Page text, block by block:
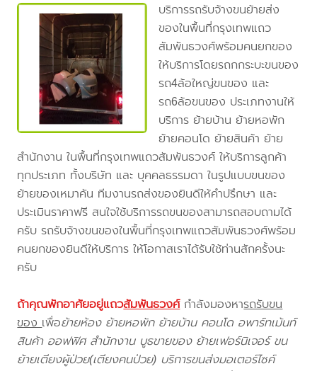
บริการรถรับจ้างขนย้ายส่ง
ของในพื้นที่กรุงเทพแถว
สัมพันธวงศ์พร้อมคนยกของ
ให้บริการโดยรถกกระบะขนของ
รถ4ล้อใหญ่ขนของ และ
รถ6ล้อขนของ ประเภทงานให้
บริการ ย้ายบ้าน ย้ายหอพัก
ย้ายคอนโด ย้ายสินค้า ย้าย
สำนักงาน ในพื้นที่กรุงเทพแถวสัมพันธวงศ์ ให้บริการลูกค้า
ทุกประเภท ทั้งบริษัท และ บุคคลธรรมดา ในรูปแบบขนของ
ย้ายของเหมาคัน ทีมงานรถส่งของยินดีให้คำปรึกษา และ
ประเมินราคาฟรี สนใจใช้บริการรถขนของสามารถสอบถามได้
ครับ รถรับจ้างขนของในพื้นที่กรุงเทพแถวสัมพันธวงศ์พร้อม
คนยกของยินดีให้บริการ ให้โอกาสเราได้รับใช้ท่านสักครั้งนะ
ครับ
ถ้าคุณพักอาศัยอยู่แถวสัมพันธวงศ์กำลังมองหารถรับขน
ของเพื่อย้ายห้อง ย้ายหอพัก ย้ายบ้าน คอนโด อพาร์ทเม้นท์
สินค้า ออฟฟิศ สำนักงาน บูธขายของ ย้ายเฟอร์นิเจอร์ ขน
ย้ายเตียงผู้ป่วย(เตียงคนป่วย) บริการขนส่งมอเตอร์ไซค์